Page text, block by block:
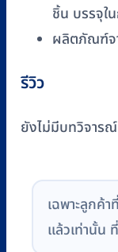
ชิ้น บรรจุใ
ผลิตภัณฑ์จ
รีวิว
ยังไม่มีบทวิจารณ์
เฉพาะลูกค้
แล้วเท่านั้น